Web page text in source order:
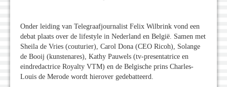
Onder leiding van Telegraafjournalist Felix Wilbrink vond een
debat plaats over de lifestyle in Nederland en België. Samen met
Sheila de Vries (couturier), Carol Dona (CEO Ricoh), Solange
de Booij (kunstenares), Kathy Pauwels (tv-presentatrice en
eindredactrice Royalty VTM) en de Belgische prins Charles-
Louis de Merode wordt hierover gedebatteerd.